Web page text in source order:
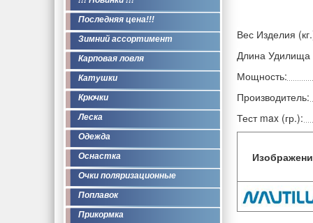
Последняя цена!!!
Зимний ассортимент
Карповая ловля
Катушки
Крючки
Леска
Одежда
Оснастка
Очки поляризационные
Поплавок
Прикормка
Вес Изделия
Длина
Мощность:
Производитель:
Тест max (гр.):